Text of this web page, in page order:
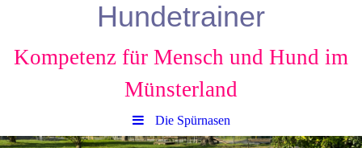
Hundetrainer
Kompetenz für Mensch und Hund im
Münsterland
Die Spürnasen